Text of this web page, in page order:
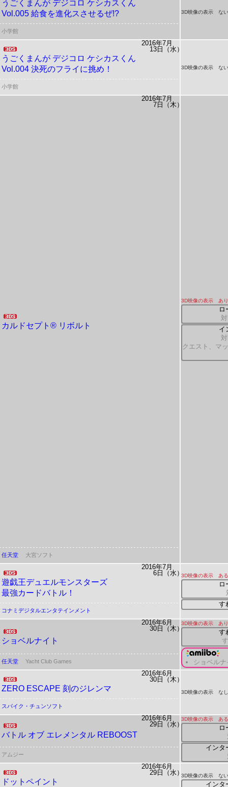
うごくまんが デジコロ ケシカスくん
Vol.005 給食を進化スさせるぜ!?
3D映像の表示 な
小学館
2016年7月
13日（水）
うごくまんが デジコロ ケシカスくん
Vol.004 決死のフライに挑め！
3D映像の表示 な
小学館
2016年7月
7日（木）
カルドセプト® リボルト
3D映像の表示 あり
ロ
イ
クエスト、マ
任天堂 大宮ソフト
2016年7月
6日（水）
遊戯王デュエルモンスターズ
最強カードバトル！
3D映像の表示 あ
ロ
す
コナミデジタルエンタテインメント
2016年6月
30日（木）
ショベルナイト
3D映像の表示 あり
す
ショベルナ
任天堂 Yacht Club Games
2016年6月
30日（木）
ZERO ESCAPE 刻のジレンマ 3D映像の表示 なし
スパイク・チュンソフト
2016年6月
29日（水）
バトル オブ エレメンタル REBOOST
3D映像の表示 あ
ロ
インタ
アムジー
2016年6月
29日（水）
ドットペイント
3D映像の表示 な
インタ